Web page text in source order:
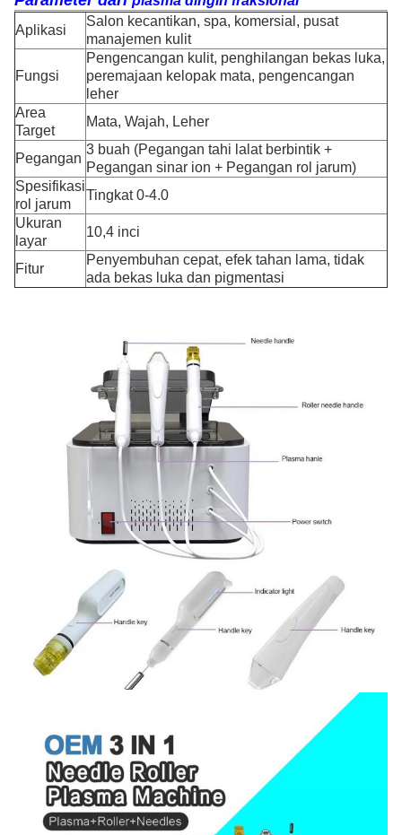
Aplikasi
Salon kecantikan, spa, komersial, pusat
manajemen kulit
Fungsi
Pengencangan kulit, penghilangan bekas luka,
peremajaan kelopak mata, pengencangan
leher
Area
Target
Mata, Wajah, Leher
Pegangan
3 buah (Pegangan tahi lalat berbintik +
Pegangan sinar ion + Pegangan rol jarum)
Spesifikasi
rol jarum
Tingkat 0-4.0
Ukuran
layar
10,4 inci
Fitur
Penyembuhan cepat, efek tahan lama, tidak
ada bekas luka dan pigmentasi